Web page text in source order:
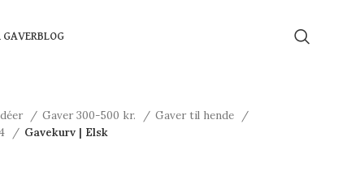
BLOG
Gaver 300-500 kr.
Gaver til hende
Gavekurv | Elsk